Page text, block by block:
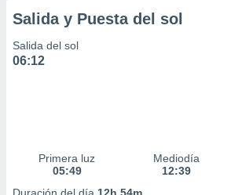
Salida y Puesta del sol
Salida del sol
06:12
Primera luz
05:49
Mediodía
12:39